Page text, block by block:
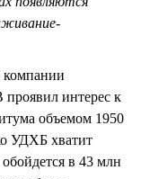
компании
интерес к
объемом 1950
УДХБ хватит
обойдется в 43 млн